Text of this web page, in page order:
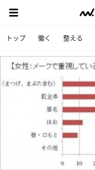
トップ 働く 整える